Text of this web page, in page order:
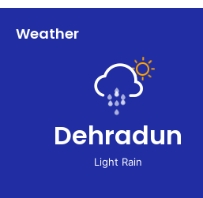
Weather
Dehradun
Light Rain